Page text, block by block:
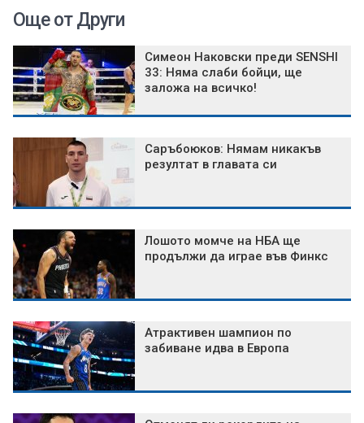
Още от Други
Симеон Наковски преди SENSHI
33: Няма слаби бойци, ще
заложа на всичко!
Саръбоюков: Нямам никакъв
резултат в главата си
Лошото момче на НБА ще
продължи да играе във Финкс
Атрактивен шампион по
забиване идва в Европа